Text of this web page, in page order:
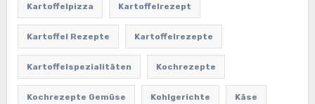
Kartoffelpizza Kartoffelrezept
Kartoffel Rezepte Kartoffelrezepte
Kartoffelspezialitäten Kochrezepte
Kochrezepte Gemüse Kohlgerichte Käse